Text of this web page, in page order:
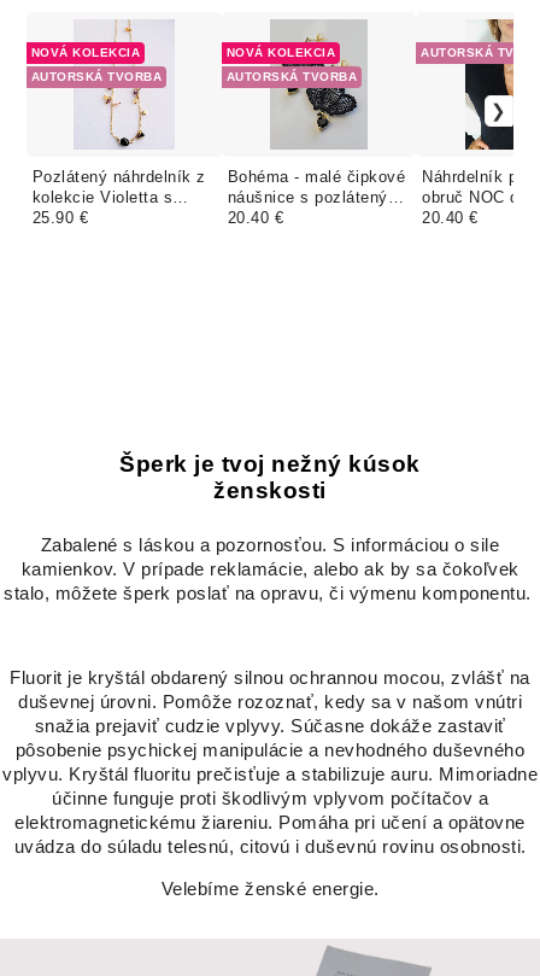
Pozlátený náhrdelník z
kolekcie Violetta s
farebnými minerálmi
NOVÁ KOLEKCIA
AUTORSKÁ TVORBA
25.90 €
Bohéma - malé čipkové
náušnice s pozláteným
komponentom a
NOVÁ KOLEKCIA
AUTORSKÁ TVORBA
20.40 €
Náhrdelník
obruč NOC
AUTORSKÁ
20.40 €
Šperk je tvoj nežný kúsok
ženskosti
Zabalené s láskou a pozornosťou. S informáciou o sile
kamienkov. V prípade reklamácie, alebo ak by sa čokoľvek
stalo, môžete šperk poslať na opravu, či výmenu komponentu.
Fluorit je kryštál obdarený silnou ochrannou mocou, zvlášť na
duševnej úrovni. Pomôže rozoznať, kedy sa v našom vnútri
snažia prejaviť cudzie vplyvy. Súčasne dokáže zastaviť
pôsobenie psychickej manipulácie a nevhodného duševného
vplyvu. Kryštál fluoritu prečisťuje a stabilizuje auru. Mimoriadne
účinne funguje proti škodlivým vplyvom počítačov a
elektromagnetickému žiareniu. Pomáha pri učení a opätovne
uvádza do súladu telesnú, citovú i duševnú rovinu osobnosti.
Velebíme ženské energie.